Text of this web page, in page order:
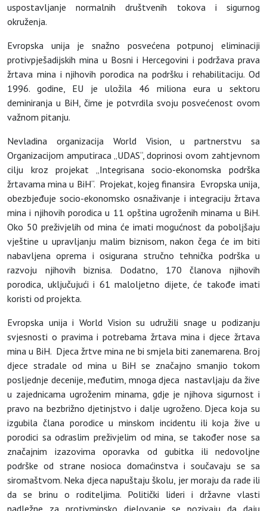
uspostavljanje normalnih društvenih tokova i sigurnog
okruženja.
Evropska unija je snažno posvećena potpunoj eliminaciji
protivpješadijskih mina u Bosni i Hercegovini i podržava prava
žrtava mina i njihovih porodica na podršku i rehabilitaciju. Od
1996. godine, EU je uložila 46 miliona eura u sektoru
deminiranja u BiH, čime je potvrdila svoju posvećenost ovom
važnom pitanju.
Nevladina organizacija World Vision, u partnerstvu sa
Organizacijom amputiraca „UDAS“, doprinosi ovom zahtjevnom
cilju kroz projekat „Integrisana socio-ekonomska podrška
žrtavama mina u BiH“. Projekat, kojeg finansira Evropska unija,
obezbjeđuje socio-ekonomsko osnaživanje i integraciju žrtava
mina i njihovih porodica u 11 opština ugroženih minama u BiH.
Oko 50 preživjelih od mina će imati mogućnost da poboljšaju
vještine u upravljanju malim biznisom, nakon čega će im biti
nabavljena oprema i osigurana stručno tehnička podrška u
razvoju njihovih biznisa. Dodatno, 170 članova njihovih
porodica, uključujući i 61 maloljetno dijete, će takođe imati
koristi od projekta.
Evropska unija i World Vision su udružili snage u podizanju
svjesnosti o pravima i potrebama žrtava mina i djece žrtava
mina u BiH. Djeca žrtve mina ne bi smjela biti zanemarena. Broj
djece stradale od mina u BiH se značajno smanjio tokom
posljednje decenije, međutim, mnoga djeca nastavljaju da žive
u zajednicama ugroženim minama, gdje je njihova sigurnost i
pravo na bezbrižno djetinjstvo i dalje ugroženo. Djeca koja su
izgubila člana porodice u minskom incidentu ili koja žive u
porodici sa odraslim preživjelim od mina, se također nose sa
značajnim izazovima oporavka od gubitka ili nedovoljne
podrške od strane nosioca domaćinstva i součavaju se sa
siromaštvom. Neka djeca napuštaju školu, jer moraju da rade ili
da se brinu o roditeljima. Politički lideri i državne vlasti